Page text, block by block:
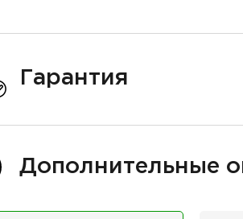
Гарантия
Дополнительные